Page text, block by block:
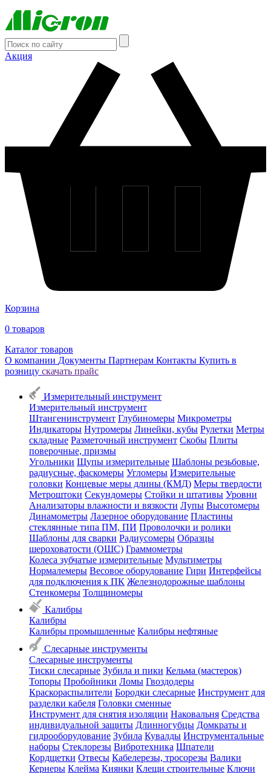
Акция
Корзина
0 товаров
Каталог товаров
О компании Документы Партнерам Контакты Купить в
розницу скачать прайс
Измерительный инструмент
Измерительный инструмент
Штангенинструмент Глубиномеры Микрометры
Индикаторы Нутромеры Линейки, кубы Рулетки Метры
складные Разметочный инструмент Скобы Плиты
поверочные, призмы
Угольники Щупы измерительные Шаблоны резьбовые,
радиусные, фаскомеры Угломеры Измерительные
головки Концевые меры длины (КМД) Меры твердости
Метроштоки Секундомеры Стойки и штативы Уровни
Анализаторы влажности и вязкости Лупы Высотомеры
Динамометры Лазерное оборудование Пластины
стеклянные типа ПМ, ПИ Проволочки и ролики
Шаблоны для сварки Радиусомеры Образцы
шероховатости (ОШС) Граммометры
Колеса зубчатые измерительные Мультиметры
Нормалемеры Весовое оборудование Гири Интерфейсы
для подключения к ПК Железнодорожные шаблоны
Стенкомеры Толщиномеры
Калибры
Калибры
Калибры промышленные Калибры нефтяные
Слесарные инструменты
Слесарные инструменты
Тиски слесарные Зубила и пики Кельма (мастерок)
Топоры Пробойники Ломы Гвоздодеры
Краскораспылители Бородки слесарные Инструмент для
разделки кабеля Головки сменные
Инструмент для снятия изоляции Наковальня Средства
индивидуальной защиты Длинногубцы Домкраты и
гидрооборудование Зубила Кувалды Инструментальные
наборы Стеклорезы Вибротехника Шпатели
Кордщетки Отвесы Кабелерезы, тросорезы Валики
Кернеры Клейма Киянки Клещи строительные Ключи